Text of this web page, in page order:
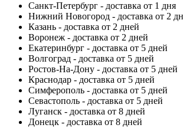
Санкт-Петербург - доставка от 1 дня
Нижний Новогород - доставка от 2
Казань - доставка от 2 дней
Воронеж - доставка от 2 дней
Екатеринбург - доставка от 5 дней
Волгоград - доставка от 5 дней
Ростов-На-Дону - доставка от 5 дней
Краснодар - доставка от 5 дней
Симферополь - доставка от 5 дней
Севастополь - доставка от 5 дней
Луганск - доставка от 8 дней
Донецк - доставка от 8 дней